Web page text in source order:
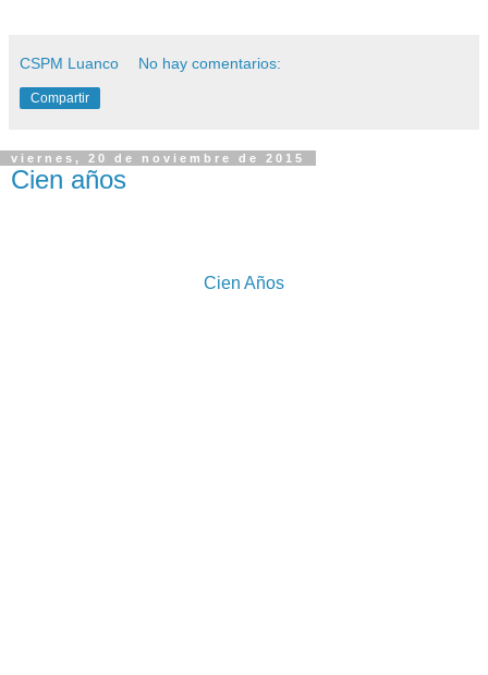
CSPM Luanco No hay comentarios:
Compartir
viernes, 20 de noviembre de 2015
Cien años
Cien Años